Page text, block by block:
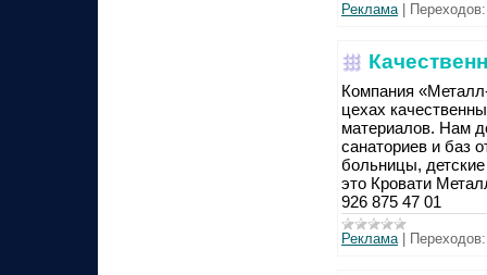
Реклама| Переходов:
Компания
цехах
материалов. Нам
санаториев и баз
больницы,
это Кровати
926 875 47 01
Реклама| Переходов: